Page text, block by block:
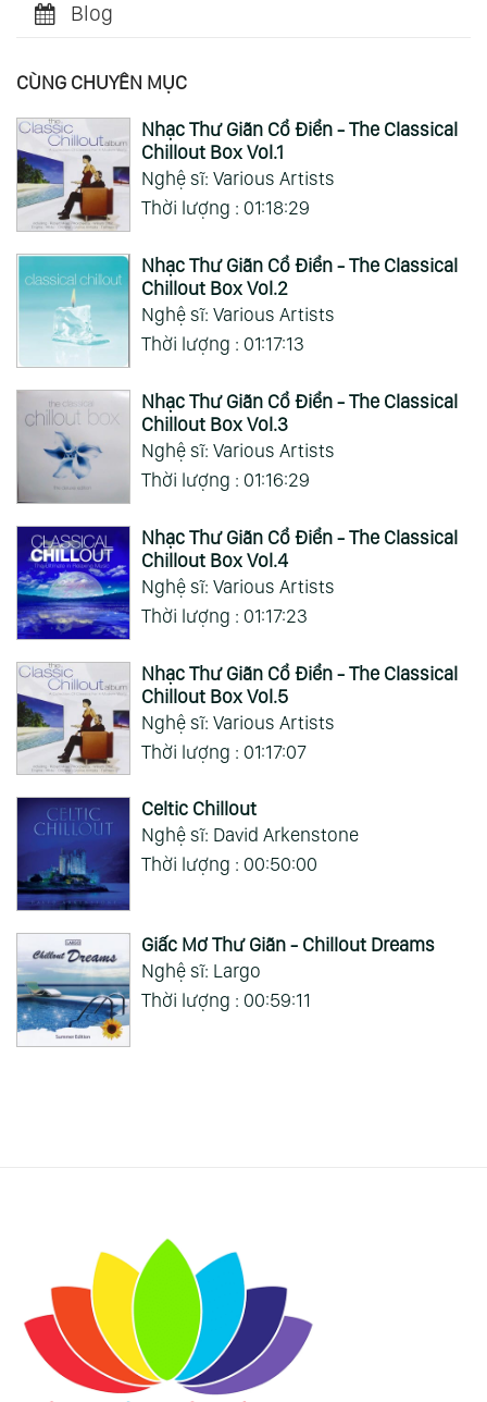
Blog
CÙNG CHUYÊN MỤC
Nhạc Thư Giãn Cổ Điển - The Classical
Chillout Box Vol.1
Nghệ sĩ: Various Artists
Thời lượng : 01:18:29
Nhạc Thư Giãn Cổ Điển - The Classical
Chillout Box Vol.2
Nghệ sĩ: Various Artists
Thời lượng : 01:17:13
Nhạc Thư Giãn Cổ Điển - The Classical
Chillout Box Vol.3
Nghệ sĩ: Various Artists
Thời lượng : 01:16:29
Nhạc Thư Giãn Cổ Điển - The Classical
Chillout Box Vol.4
Nghệ sĩ: Various Artists
Thời lượng : 01:17:23
Nhạc Thư Giãn Cổ Điển - The Classical
Chillout Box Vol.5
Nghệ sĩ: Various Artists
Thời lượng : 01:17:07
Celtic Chillout
Nghệ sĩ: David Arkenstone
Thời lượng : 00:50:00
Giấc Mơ Thư Giãn - Chillout Dreams
Nghệ sĩ: Largo
Thời lượng : 00:59:11